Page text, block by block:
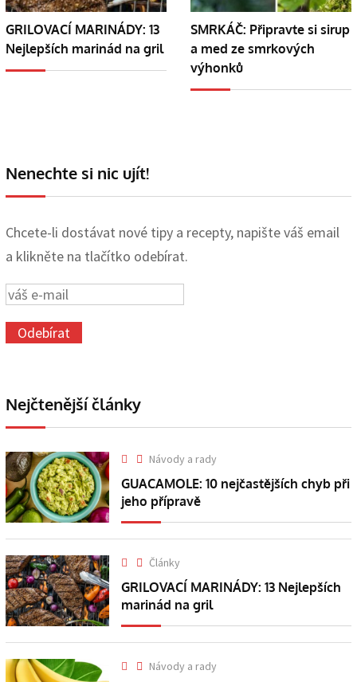
GRILOVACÍ MARINÁDY: 13
Nejlepších marinád na gril
SMRKÁČ: Připravte si sirup
a med ze smrkových
výhonků
Nenechte si nic ujít!
Chcete-li dostávat nové tipy a recepty, napište váš email
a klikněte na tlačítko odebírat.
Nejčtenější články
Návody a rady
GUACAMOLE: 10 nejčastějších chyb při
jeho přípravě
Články
GRILOVACÍ MARINÁDY: 13 Nejlepších
marinád na gril
Návody a rady